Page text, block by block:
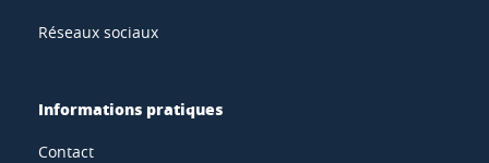
Réseaux sociaux
Informations pratiques
Contact